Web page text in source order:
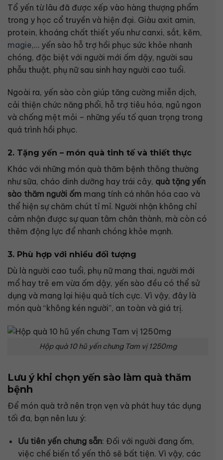
Tổ yến từ lâu đã được xếp vào hàng thượng phẩm
trong y học cổ truyền và hiện đại. Giàu axit amin,
protein, khoáng chất thiết yếu như canxi, sắt, kẽm,
magie,… yến sào hỗ trợ hồi phục sức khỏe nhanh
chóng, đặc biệt với người mới ốm dậy, người sau
phẫu thuật, phụ nữ sau sinh hay người cao tuổi.
Ngoài ra, yến sào còn giúp tăng cường miễn dịch,
cải thiện chức năng phổi, hỗ trợ tiêu hóa, ngủ ngon
và chống mệt mỏi – những yếu tố quan trọng trong
quá trình hồi phục.
2. Tặng yến – món quà tinh tế và thiết thực
Khác với những món quà thăm bệnh thông thường
như sữa, cháo dinh dưỡng hay trái cây, quà tặng yến
sào thăm người ốm mang tính cá nhân hóa cao và
thể hiện sự chăm chút tỉ mỉ. Người nhận không chỉ
cảm nhận được sự quan tâm chân thành, mà còn có
thêm động lực để nhanh chóng khỏe mạnh.
3. Phù hợp với nhiều đối tượng
Dù là người cao tuổi, phụ nữ mang thai, người mới
mổ hay trẻ em vừa ốm dậy, yến sào đều có thể sử
dụng và mang lại hiệu quả tích cực. Vì vậy, đây là
món quà “không kén người”, an toàn và giá trị.
Hộp quà 10 hũ yến chưng Tam vị 1250mg
Lưu ý khi chọn yến sào làm quà thăm
bệnh
Để món quà trở nên trọn vẹn và phát huy tác dụng
tối đa, bạn nên lưu ý:
Ưu tiên yến chưng sẵn: Đối với người đang ốm,
việc chế biến tổ yến thô sẽ bất tiện. Vì vậy, các